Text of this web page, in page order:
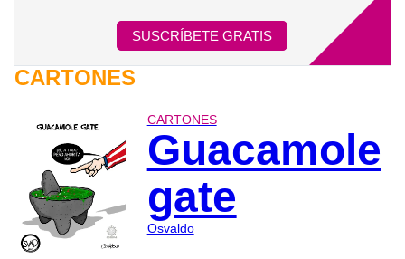
SUSCRÍBETE GRATIS
CARTONES
CARTONES
Guacamole
gate
Osvaldo